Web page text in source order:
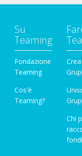
Su
Teaming
Fondazione
Teaming
Cos'è
Teaming?
Chi